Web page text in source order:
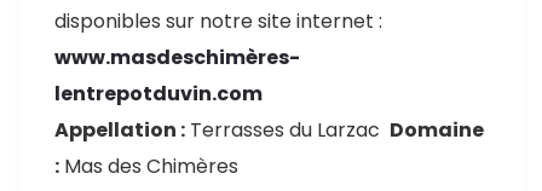
disponibles sur notre site internet :
www.masdeschimères-
lentrepotduvin.com
Appellation : Terrasses du Larzac Domaine
: Mas des Chimères